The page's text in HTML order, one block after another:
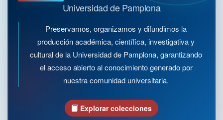
Universidad de Pamplona
Preservamos, organizamos y difundimos la
producción académica, científica, investigativa y
cultural de la Universidad de Pamplona, garantizando
el acceso abierto al conocimiento generado por
nuestra comunidad universitaria.
Explorar colecciones